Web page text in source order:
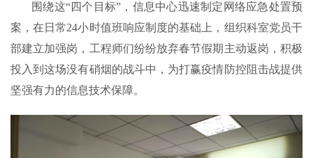
围绕这“四个目标”，信息中心迅速制定网络应急处置预
案，在日常24小时值班响应制度的基础上，组织科室党员干
部建立加强岗，工程师们纷纷放弃春节假期主动返岗，积极
投入到这场没有硝烟的战斗中，为打赢疫情防控阻击战提供
坚强有力的信息技术保障。